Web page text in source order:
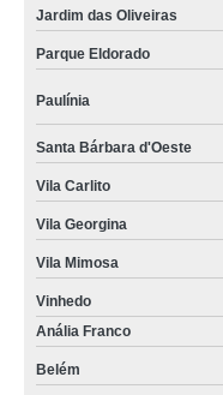
Jardim das Oliveiras
Parque Eldorado
Paulínia
Santa Bárbara d'Oeste
Vila Carlito
Vila Georgina
Vila Mimosa
Vinhedo
Anália Franco
Belém